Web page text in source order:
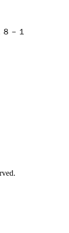
－１